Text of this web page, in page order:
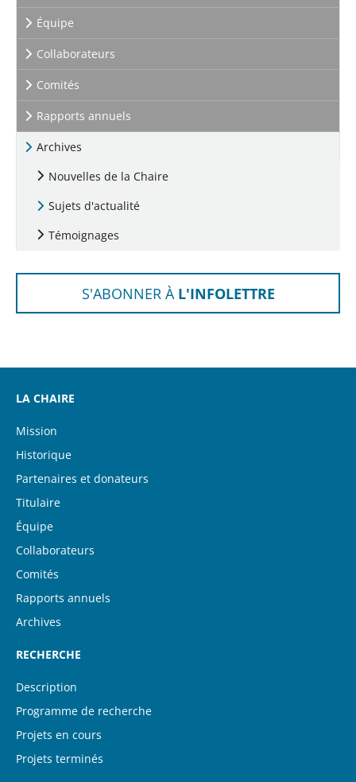
Équipe
Collaborateurs
Comités
Rapports annuels
Archives
Nouvelles de la Chaire
Sujets d'actualité
Témoignages
S'ABONNER À L'INFOLETTRE
LA CHAIRE
Mission
Historique
Partenaires et donateurs
Titulaire
Équipe
Collaborateurs
Comités
Rapports annuels
Archives
RECHERCHE
Description
Programme de recherche
Projets en cours
Projets terminés